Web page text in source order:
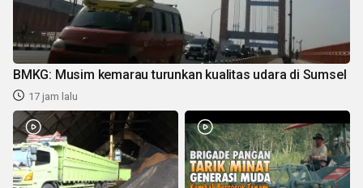
BMKG: Musim kemarau turunkan kualitas udara di Sumsel
17 jam lalu